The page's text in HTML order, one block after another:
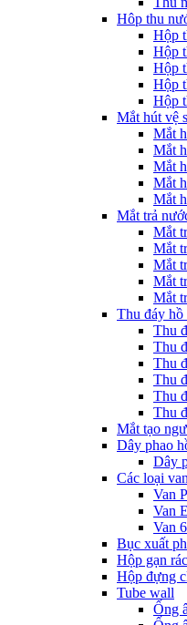
Hôp thu
Hộp
Hộp
Hộp
Hộp
Hộp
Mắt hút vệ
Mắt
Mắt
Mắt
Mắt
Mắt
Mắt trả
Mắt
Mắt
Mắt
Mắt
Mắt
Thu đáy hồ
Thu
Thu
Thu
Thu
Thu
Thu
Mắt tạo
Dây phao
Dây
Các loại van
Van
Van
Van
Bục xuất
Hộp gạn rác
Hộp đựng
Tube wall
Ống